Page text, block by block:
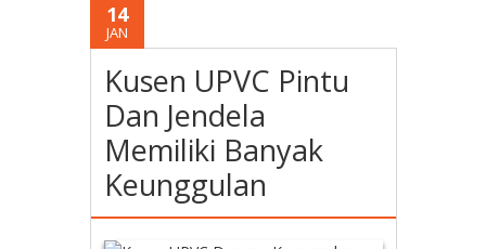
14
JAN
Kusen UPVC Pintu
Dan Jendela
Memiliki Banyak
Keunggulan